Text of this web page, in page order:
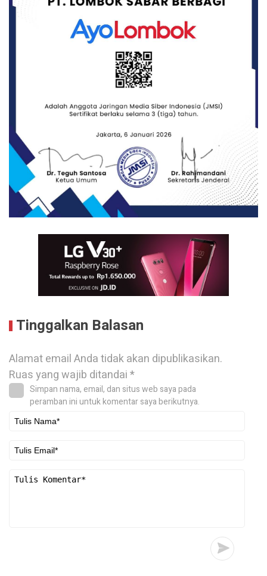
Tinggalkan Balasan
Alamat email Anda tidak akan dipublikasikan.
Ruas yang wajib ditandai*
Simpan nama, email, dan situs web saya pada
peramban ini untuk komentar saya berikutnya.